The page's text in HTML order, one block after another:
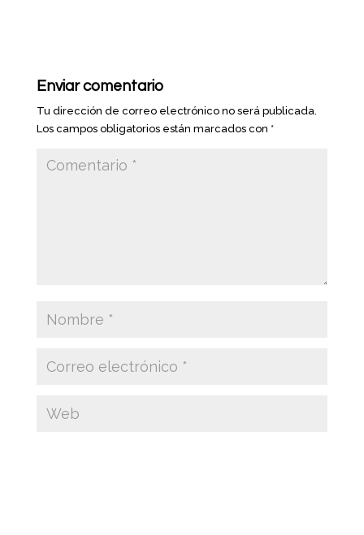
Enviar comentario
Tu dirección de correo electrónico no será publicada.
Los campos obligatorios están marcados con *